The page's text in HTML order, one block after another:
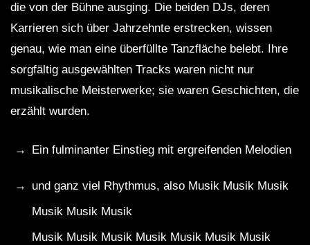
die von der Bühne ausging. Die beiden DJs, deren
Karrieren sich über Jahrzehnte erstrecken, wissen
genau, wie man eine überfüllte Tanzfläche belebt. Ihre
sorgfältig ausgewählten Tracks waren nicht nur
musikalische Meisterwerke; sie waren Geschichten, die
erzählt wurden.
Ein fulminanter Einstieg mit ergreifenden Melodien
und ganz viel Rhythmus, also Musik Musik Musik
Musik Musik Musik
Musik Musik Musik Musik Musik Musik Musik